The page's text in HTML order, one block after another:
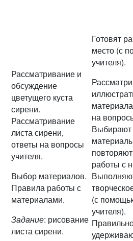
Рассматривание и
обсуждение
цветущего куста
сирени.
Рассматривание
листа сирени,
ответы на вопросы
учителя.
Выбор материалов.
Правила работы с
материалами.
Задание: рисование
листа сирени.
Готовят
место (с
учителя).
на
Выбирают
работы с
(с
учителя).